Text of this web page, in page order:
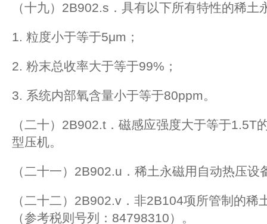
（十九）2B902.s．具有以下所有特性的稀土
1. 粒度小于等于5μm；
2. 粉末总收率大于等于99%；
3. 系统内部氧含量小于等于80ppm。
（二十）2B902.t．磁感应强度大于等于1.5T
型压机。
（二十一）2B902.u．稀土永磁用自动热压设
（二十二）2B902.v．非2B104项所管制的稀
（参考税则号列：84798310）。